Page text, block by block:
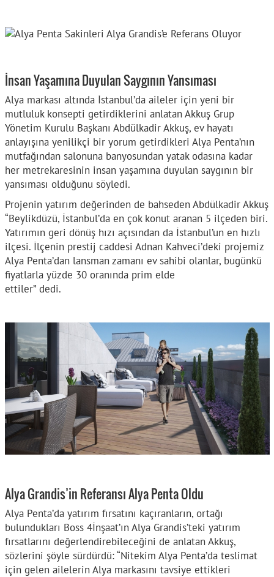
İnsan Yaşamına Duyulan Saygının Yansıması
Alya markası altında İstanbul’da aileler için yeni bir
mutluluk konsepti getirdiklerini anlatan Akkuş Grup
Yönetim Kurulu Başkanı Abdülkadir Akkuş, ev hayatı
anlayışına yenilikçi bir yorum getirdikleri Alya Penta’nın
mutfağından salonuna banyosundan yatak odasına kadar
her metrekaresinin insan yaşamına duyulan saygının bir
yansıması olduğunu söyledi.
Projenin yatırım değerinden de bahseden Abdülkadir Akkuş
“Beylikdüzü, İstanbul’da en çok konut aranan 5 ilçeden biri.
Yatırımın geri dönüş hızı açısından da İstanbul’un en hızlı
ilçesi. İlçenin prestij caddesi Adnan Kahveci’deki projemiz
Alya Penta’dan lansman zamanı ev sahibi olanlar, bugünkü
fiyatlarla yüzde 30 oranında prim elde
ettiler” dedi.
Alya Grandis’in Referansı Alya Penta Oldu
Alya Penta’da yatırım fırsatını kaçıranların, ortağı
bulundukları Boss 4İnşaat’ın Alya Grandis’teki yatırım
fırsatlarını değerlendirebileceğini de anlatan Akkuş,
sözlerini şöyle sürdürdü: “Nitekim Alya Penta’da teslimat
için gelen ailelerin Alya markasını tavsiye ettikleri